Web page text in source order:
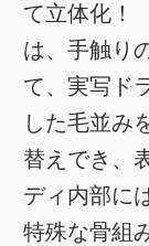
て立体化！
は、手触り
て、実写ド
した毛並み
替えでき、
ディ内部に
特殊な骨組